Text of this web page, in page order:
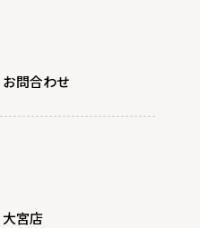
お問合わせ
大宮店